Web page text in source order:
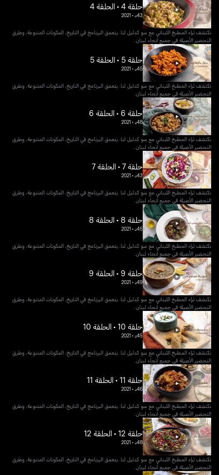
حلقة 4 • الحلقة 4
43د •
2021
نكتشف ثراء المطبخ اللبناني مع سو كدليل لنا. يتعمق البرنامج في التاريخ، المكونات المتنوعة، وطرق
التحضير الأصيلة في جميع أنحاء لبنان.
حلقة 5 • الحلقة 5
45د •
2021
نكتشف ثراء المطبخ اللبناني مع سو كدليل لنا. يتعمق البرنامج في التاريخ، المكونات المتنوعة، وطرق
التحضير الأصيلة في جميع أنحاء لبنان.
حلقة 6 • الحلقة 6
48د •
2021
نكتشف ثراء المطبخ اللبناني مع سو كدليل لنا. يتعمق البرنامج في التاريخ، المكونات المتنوعة، وطرق
التحضير الأصيلة في جميع أنحاء لبنان.
حلقة 7 • الحلقة 7
43د •
2021
نكتشف ثراء المطبخ اللبناني مع سو كدليل لنا. يتعمق البرنامج في التاريخ، المكونات المتنوعة، وطرق
التحضير الأصيلة في جميع أنحاء لبنان.
حلقة 8 • الحلقة 8
45د •
2021
نكتشف ثراء المطبخ اللبناني مع سو كدليل لنا. يتعمق البرنامج في التاريخ، المكونات المتنوعة، وطرق
التحضير الأصيلة في جميع أنحاء لبنان.
حلقة 9 • الحلقة 9
49د •
2021
نكتشف ثراء المطبخ اللبناني مع سو كدليل لنا. يتعمق البرنامج في التاريخ، المكونات المتنوعة، وطرق
التحضير الأصيلة في جميع أنحاء لبنان.
حلقة 10 • الحلقة 10
45د •
2021
نكتشف ثراء المطبخ اللبناني مع سو كدليل لنا. يتعمق البرنامج في التاريخ، المكونات المتنوعة، وطرق
التحضير الأصيلة في جميع أنحاء لبنان.
حلقة 11 • الحلقة 11
46د •
2021
نكتشف ثراء المطبخ اللبناني مع سو كدليل لنا. يتعمق البرنامج في التاريخ، المكونات المتنوعة، وطرق
التحضير الأصيلة في جميع أنحاء لبنان.
حلقة 12 • الحلقة 12
48د •
2021
نكتشف ثراء المطبخ اللبناني مع سو كدليل لنا. يتعمق البرنامج في التاريخ، المكونات المتنوعة، وطرق
التحضير الأصيلة في جميع أنحاء لبنان.